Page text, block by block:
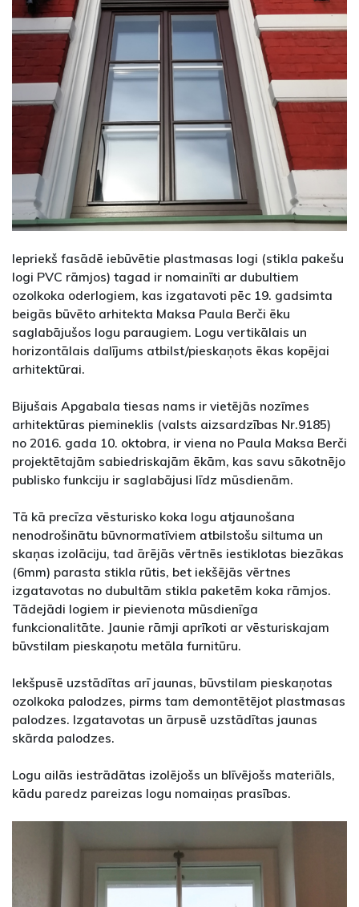
Iepriekš fasādē iebūvētie plastmasas logi (stikla pakešu
logi PVC rāmjos) tagad ir nomainīti ar dubultiem
ozolkoka oderlogiem, kas izgatavoti pēc 19. gadsimta
beigās būvēto arhitekta Maksa Paula Berči ēku
saglabājušos logu paraugiem. Logu vertikālais un
horizontālais dalījums atbilst/pieskaņots ēkas kopējai
arhitektūrai.
Bijušais Apgabala tiesas nams ir vietējās nozīmes
arhitektūras piemineklis (valsts aizsardzības Nr.9185)
no 2016. gada 10. oktobra, ir viena no Paula Maksa Berči
projektētajām sabiedriskajām ēkām, kas savu sākotnējo
publisko funkciju ir saglabājusi līdz mūsdienām.
Tā kā precīza vēsturisko koka logu atjaunošana
nenodrošinātu būvnormatīviem atbilstošu siltuma un
skaņas izolāciju, tad ārējās vērtnēs iestiklotas biezākas
(6mm) parasta stikla rūtis, bet iekšējās vērtnes
izgatavotas no dubultām stikla paketēm koka rāmjos.
Tādejādi logiem ir pievienota mūsdienīga
funkcionalitāte. Jaunie rāmji aprīkoti ar vēsturiskajam
būvstilam pieskaņotu metāla furnitūru.
Iekšpusē uzstādītas arī jaunas, būvstilam pieskaņotas
ozolkoka palodzes, pirms tam demontētējot plastmasas
palodzes. Izgatavotas un ārpusē uzstādītas jaunas
skārda palodzes.
Logu ailās iestrādātas izolējošs un blīvējošs materiāls,
kādu paredz pareizas logu nomaiņas prasības.